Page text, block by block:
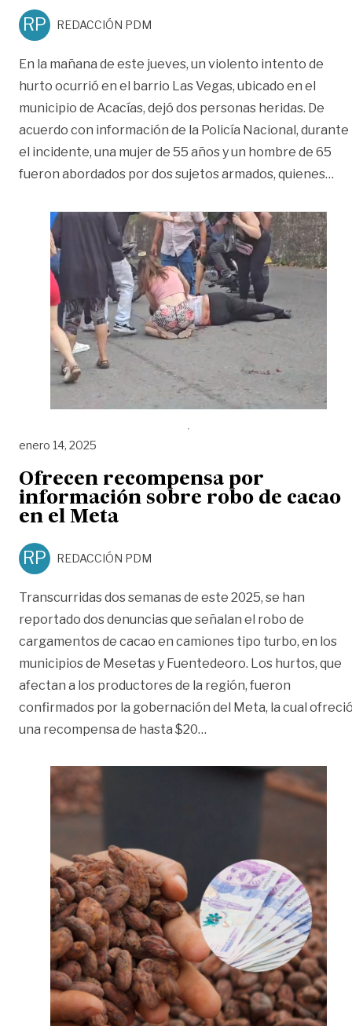
RP REDACCIÓN PDM
En la mañana de este jueves, un violento intento de
hurto ocurrió en el barrio Las Vegas, ubicado en el
municipio de Acacías, dejó dos personas heridas. De
acuerdo con información de la Policía Nacional, durante
el incidente, una mujer de 55 años y un hombre de 65
fueron abordados por dos sujetos armados, quienes…
enero 14, 2025
Ofrecen recompensa por
información sobre robo de cacao
en el Meta
RP REDACCIÓN PDM
Transcurridas dos semanas de este 2025, se han
reportado dos denuncias que señalan el robo de
cargamentos de cacao en camiones tipo turbo, en los
municipios de Mesetas y Fuentedeoro. Los hurtos, que
afectan a los productores de la región, fueron
confirmados por la gobernación del Meta, la cual
una recompensa de hasta $20…